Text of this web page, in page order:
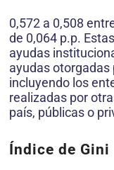
A nivel
0,572 a 0,508
de 0,064 p.p.
ayudas
ayudas otorgadas
incluyendo los
realizadas por
país, públicas o
Índice de Gini